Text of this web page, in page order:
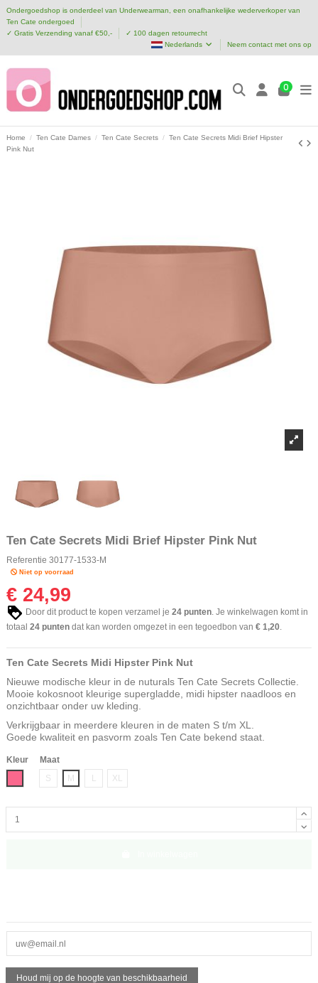
Ondergoedshop is onderdeel van Underwearman, een onafhankelijke wederverkoper van
Ten Cate ondergoed
✓ Gratis Verzending vanaf €50,-
✓ 100 dagen retourrecht
Nederlands
Neem contact met ons op
0
Home Ten Cate Dames Ten Cate Secrets
Ten Cate Secrets Midi Brief Hipster
Pink Nut
Ten Cate Secrets Midi Brief Hipster Pink Nut
Referentie 30177-1533-M
Niet op voorraad
€ 24,99
Door dit product te kopen verzamel je 24 punten. Je winkelwagen komt in
totaal 24 punten dat kan worden omgezet in een tegoedbon van € 1,20.
Ten Cate Secrets Midi Hipster Pink Nut
Nieuwe modische kleur in de nuturals Ten Cate Secrets Collectie.
Mooie kokosnoot kleurige supergladde, midi hipster naadloos en
onzichtbaar onder uw kleding.
Verkrijgbaar in meerdere kleuren in de maten S t/m XL.
Goede kwaliteit en pasvorm zoals Ten Cate bekend staat.
Kleur
Maat
S
M L XL